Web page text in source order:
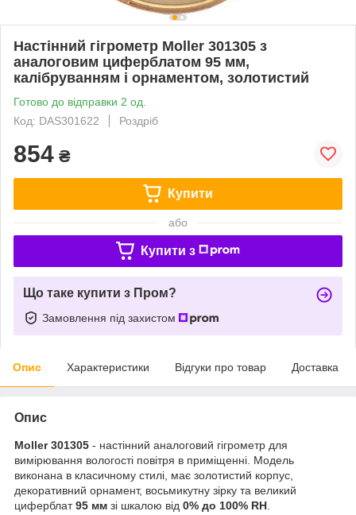
Настінний гігрометр Moller 301305 з
аналоговим циферблатом 95 мм,
калібруванням і орнаментом, золотистий
Готово до відправки 2 од.
Код: DAS301622
Роздріб
854 ₴
Купити
або
Купити з
Що таке купити з Пром?
Замовлення під захистом
Опис Характеристики Відгуки про товар Доставка
Опис
Moller 301305 - настінний аналоговий гігрометр для
вимірювання вологості повітря в приміщенні. Модель
виконана в класичному стилі, має золотистий корпус,
декоративний орнамент, восьмикутну зірку та великий
циферблат95 мм зі шкалою від 0% до 100% RH